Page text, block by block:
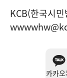
KCB(한국시
카카오